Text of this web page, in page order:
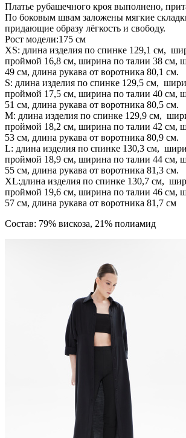
Платье рубашечного кроя выполнено,
По боковым швам заложены мягкие
придающие образу лёгкость и свободу.
Рост модели:175 см
XS: длина изделия по спинке 129,1 см,
проймой 16,8 см, ширина по талии 38 см,
49 см, длина рукава от воротника 80,1 см.
S: длина изделия по спинке 129,5 см,
проймой 17,5 см, ширина по талии 40 см,
51 см, длина рукава от воротника 80,5 см.
М: длина изделия по спинке 129,9 см,
проймой 18,2 см, ширина по талии 42 см,
53 см, длина рукава от воротника 80,9 см.
L: длина изделия по спинке 130,3 см,
проймой 18,9 см, ширина по талии 44 см,
55 см, длина рукава от воротника 81,3 см.
ХL:длина изделия по спинке 130,7 см,
проймой 19,6 см, ширина по талии 46 см,
57 см, длина рукава от воротника 81,7 см
Состав: 79% вискоза, 21% полиамид